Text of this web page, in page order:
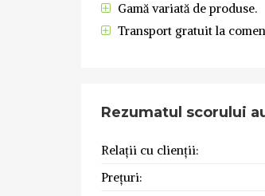
Gamă variată de produse.
Transport gratuit la
Rezumatul scorului
Relații cu clienții:
Prețuri: